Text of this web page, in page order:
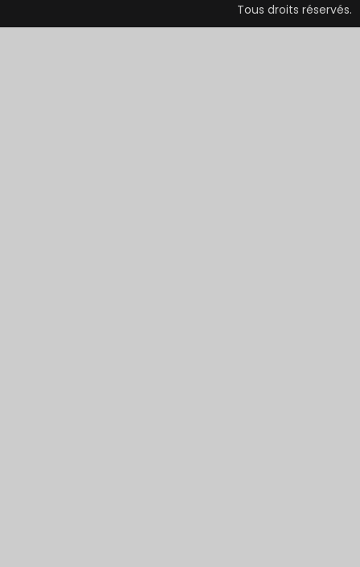
Tous droits réservés.